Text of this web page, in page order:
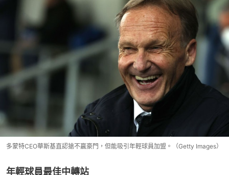
多蒙特CEO華斯基直認搶不贏豪門，但能吸引年輕球員加盟。（Getty Images）
年輕球員最佳中轉站